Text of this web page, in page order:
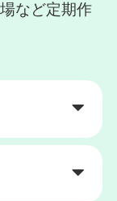
など定期作